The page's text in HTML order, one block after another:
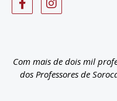
Com mais de dois mil
dos Professores de